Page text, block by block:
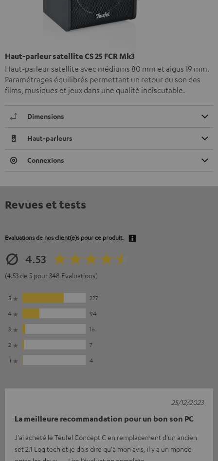
Haut-parleur satellite CS 25 FCR Mk3
Haut-parleur satellite avec médiums 80 mm et aigus 19 mm.
Paramétrages équilibrés permettant un retour du son des
films, musiques et jeux dans une qualité indiscutable.
Dimensions
Haut-parleurs
Connexions
Revues et tests
Evaluations de nos client(e)s pour ce produit.
4.53
(4.53 de 5 pour 348 Evaluations)
5
227
4
94
3
16
2
7
1
4
La meilleure recommandation pour un bon son PC
J'ai acheté le Teufel Concept C en remplacement d'un ancien
set 2.1 Logitech et je dois dire qu'à mon avis, il y a un monde
25/12/2023